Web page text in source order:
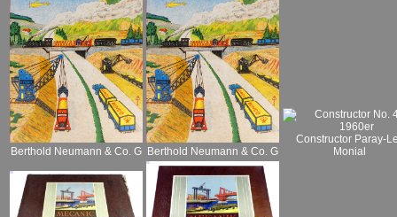
Berthold Neumann & Co. G Berthold Neumann & Co. G
Constructor Paray-
Monial